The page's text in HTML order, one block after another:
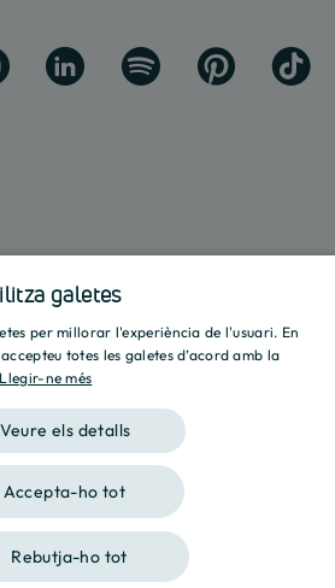
Política de Cookies
reservats
SPANISH
galetes
per millorar l'experiència de l'usuari. En
totes les galetes d’acord amb la
Llegir-ne més
Veure els detalls
Accepta-ho tot
Rebutja-ho tot